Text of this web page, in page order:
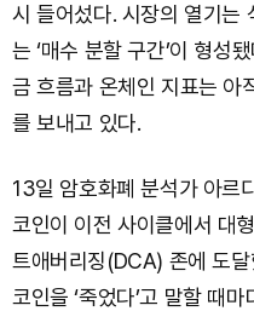
시 들어섰다. 시장의 열기는
는 ‘매수 분할 구간’이 형성
금 흐름과 온체인 지표는 아
를 보내고 있다.
13일 암호화폐 분석가 아
코인이 이전 사이클에서 대
트애버리징(DCA) 존에 도
코인을 ‘죽었다’고 말할 때